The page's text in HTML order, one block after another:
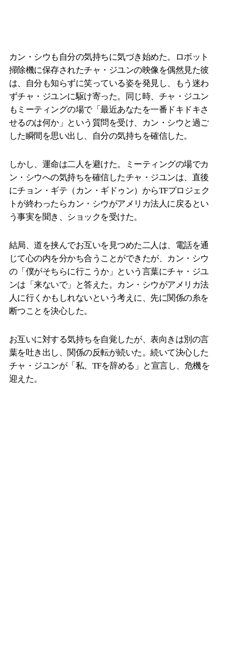
カン・シウも自分の気持ちに気づき始めた。ロボット
掃除機に保存されたチャ・ジユンの映像を偶然見た彼
は、自分も知らずに笑っている姿を発見し、もう迷わ
ずチャ・ジユンに駆け寄った。同じ時、チャ・ジユン
もミーティングの場で「最近あなたを一番ドキドキさ
せるのは何か」という質問を受け、カン・シウと過ご
した瞬間を思い出し、自分の気持ちを確信した。
しかし、運命は二人を避けた。ミーティングの場でカ
ン・シウへの気持ちを確信したチャ・ジユンは、直後
にチョン・ギテ（カン・ギドゥン）からTFプロジェク
トが終わったらカン・シウがアメリカ法人に戻るとい
う事実を聞き、ショックを受けた。
結局、道を挟んでお互いを見つめた二人は、電話を通
じて心の内を分かち合うことができたが、カン・シウ
の「僕がそちらに行こうか」という言葉にチャ・ジユ
ンは「来ないで」と答えた。カン・シウがアメリカ法
人に行くかもしれないという考えに、先に関係の糸を
断つことを決心した。
お互いに対する気持ちを自覚したが、表向きは別の言
葉を吐き出し、関係の反転が続いた。続いて決心した
チャ・ジユンが「私、TFを辞める」と宣言し、危機を
迎えた。